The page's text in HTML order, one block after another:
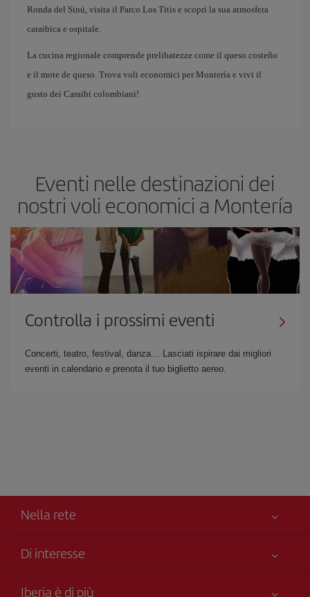
Ronda del Sinú, visita il Parco Los Titis e scopri la sua atmosfera
caraibica e ospitale.
La cucina regionale comprende prelibatezze come il queso costeño
e il mote de queso. Trova voli economici per Montería e vivi il
gusto dei Caraibi colombiani!
Eventi nelle destinazioni dei
nostri voli economici a Montería
Controlla i prossimi eventi
Concerti, teatro, festival, danza… Lasciati ispirare dai migliori
eventi in calendario e prenota il tuo biglietto aereo.
Nella rete
Di interesse
Iberia è di più